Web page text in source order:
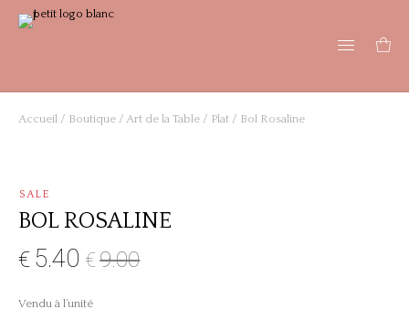
Accueil / Boutique / Art de la Table / Plat / Bol Rosaline
SALE
BOL ROSALINE
€ 9.00
€ 5.40
Vendu à l’unité